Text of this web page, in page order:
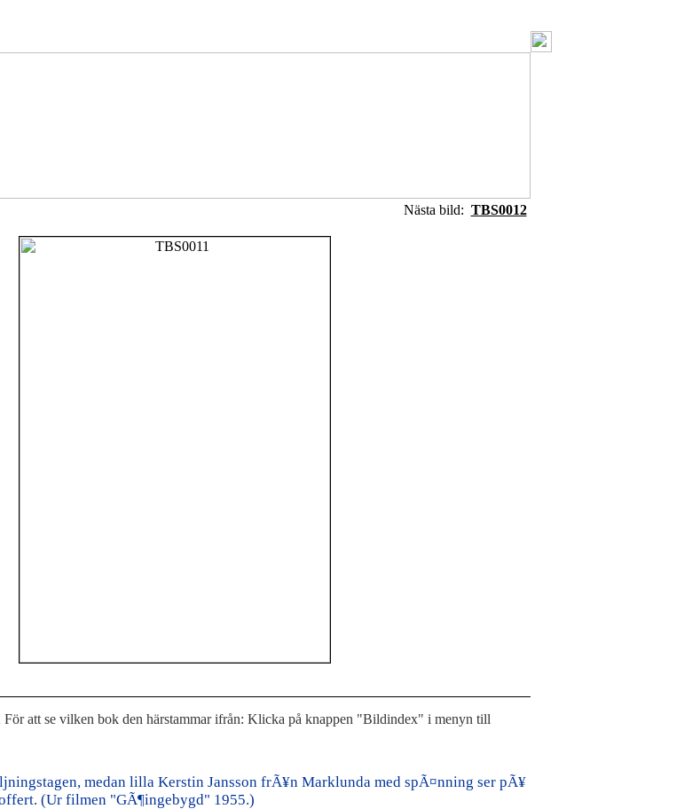
Nästa bild: TBS0012
För att se vilken bok den härstammar ifrån: Klicka på knappen "Bildindex" i menyn till
medan lilla Kerstin Jansson frÃ¥n Marklunda med spÃ¤nning ser pÃ¥
(Ur filmen "GÃ¶ingebygd" 1955.)